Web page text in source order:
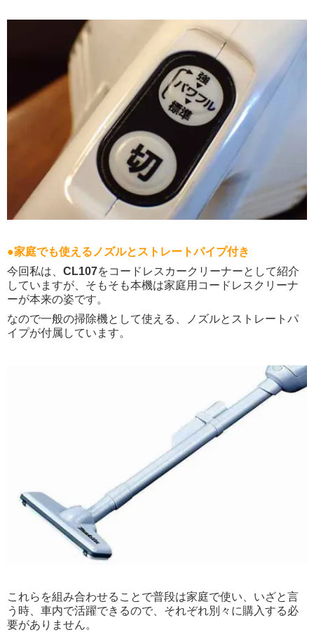
●家庭でも使えるノズルとストレートパイプ付き
今回私は、 CL107をコードレスカークリーナーとして紹介
していますが、そもそも本機は家庭用コードレスクリーナ
ーが本来の姿です。
なので一般の掃除機として使える、ノズルとストレートパ
イプが付属しています。
これらを組み合わせることで普段は家庭で使い、いざと言
う時、車内で活躍できるので、それぞれ別々に購入する必
要がありません。